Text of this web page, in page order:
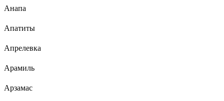
Анапа
Апатиты
Апрелевка
Арамиль
Арзамас